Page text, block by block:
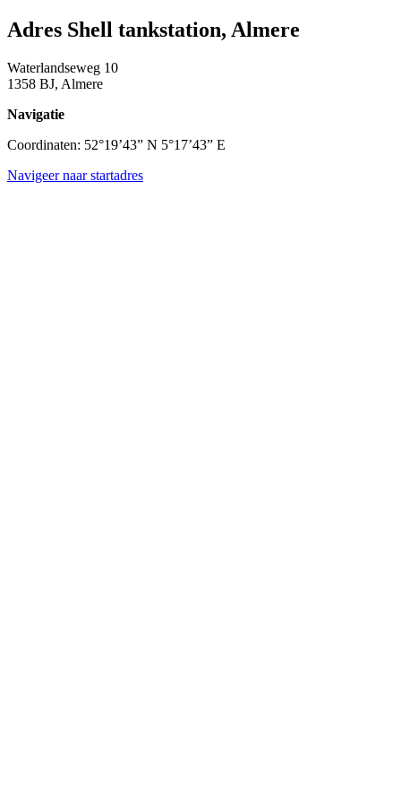
Adres Shell tankstation, Almere
Waterlandseweg 10
1358 BJ, Almere
Navigatie
Coordinaten: 52°19’43” N 5°17’43” E
Navigeer naar startadres